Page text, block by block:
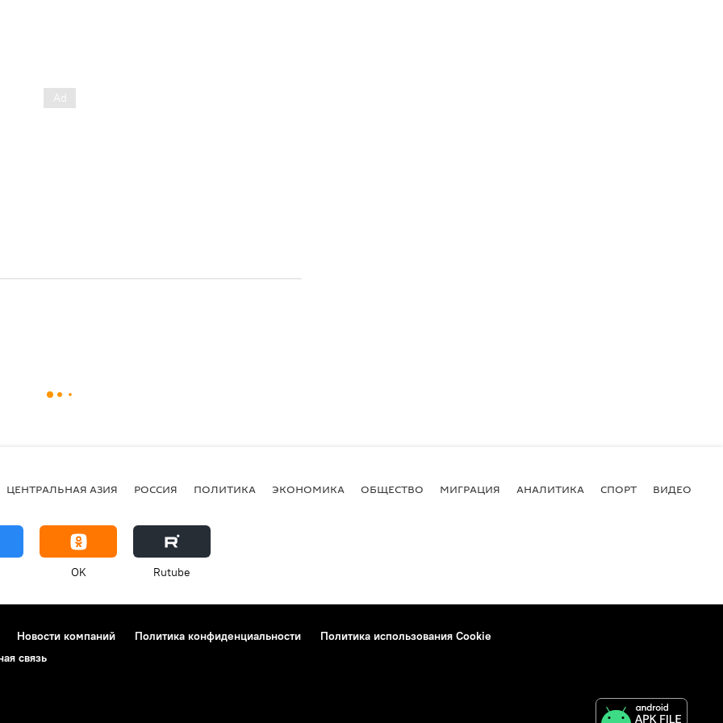
ЦЕНТРАЛЬНАЯ АЗИЯ РОССИЯ ПОЛИТИКА ЭКОНОМИКА ОБЩЕСТВО МИГРАЦИЯ АНАЛИТИКА СПОРТ ВИДЕО
OK Rutube
Новости компаний Политика конфиденциальности
Политика использования Cookie
связь